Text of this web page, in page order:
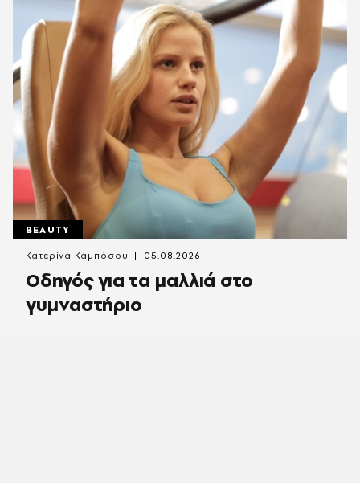
BEAUTY
Οδηγός για τα μαλλιά στο
γυμναστήριο
Κατερίνα Καμπόσου 05.08.2026